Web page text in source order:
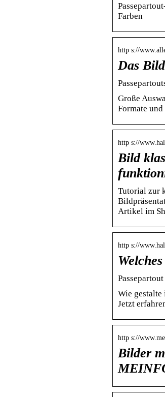
Farben
http s://
Das
Große
Formate
http s://
Bild
Tutorial zur
Artikel im
http s://
Wie
Jetzt
http s://
Bilder